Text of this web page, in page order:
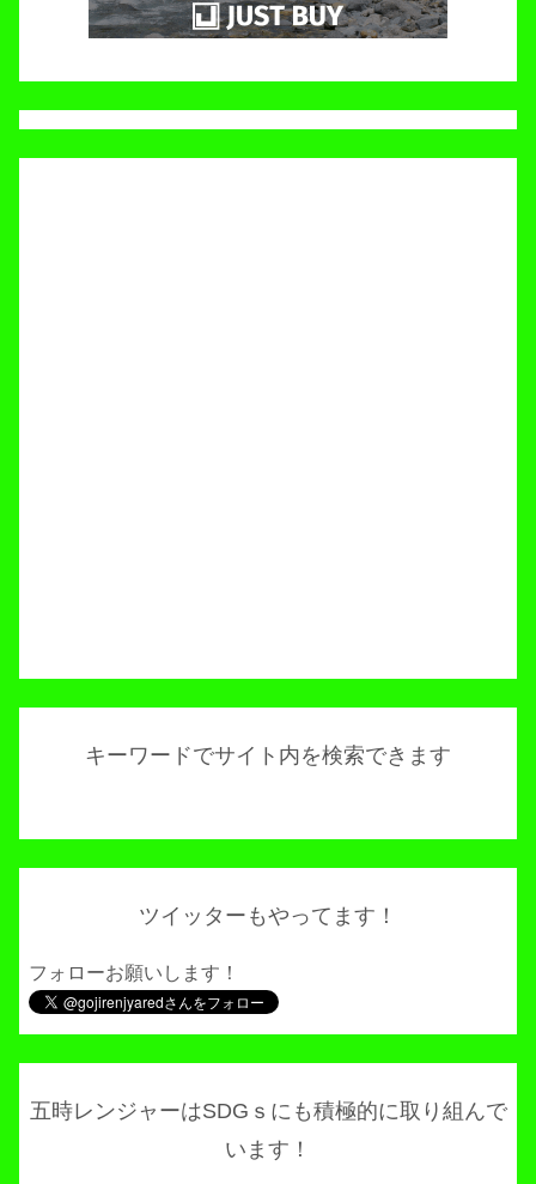
キーワードでサイト内を検索できます
ツイッターもやってます！
フォローお願いします！
五時レンジャーはSDGｓにも積極的に取り組んで
います！